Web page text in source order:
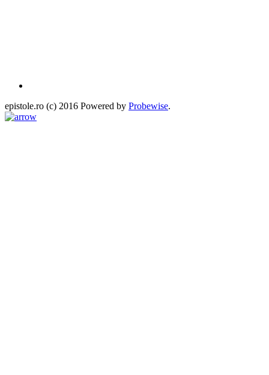
epistole.ro (c) 2016 Powered by Probewise.